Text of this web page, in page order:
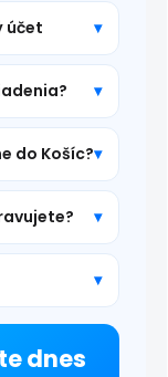
účet
do Košíc?
dnes